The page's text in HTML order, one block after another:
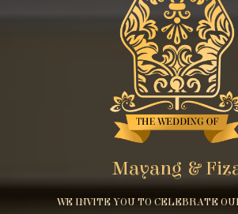
Mayang &
WE INVITE YOU TO CELEBRATE